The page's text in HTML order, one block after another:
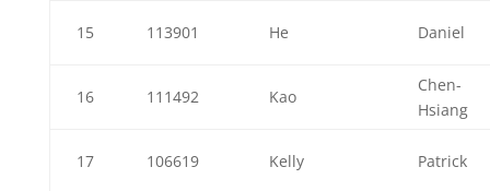
15 113901 He Daniel
16 111492 Kao
Chen-
Hsiang
17 106619 Kelly Patrick